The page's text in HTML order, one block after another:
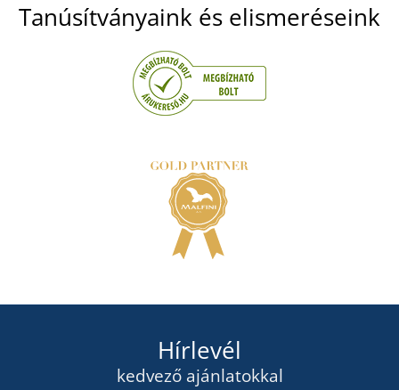
Tanúsítványaink és elismeréseink
Hírlevél
kedvező ajánlatokkal